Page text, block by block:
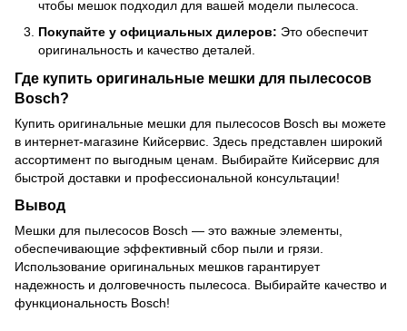
чтобы мешок подходил для вашей модели пылесоса.
Покупайте у официальных дилеров: Это обеспечит
оригинальность и качество деталей.
Где купить оригинальные мешки для пылесосов
Bosch?
Купить оригинальные мешки для пылесосов Bosch вы можете
в интернет-магазине Кийсервис. Здесь представлен широкий
ассортимент по выгодным ценам. Выбирайте Кийсервис для
быстрой доставки и профессиональной консультации!
Вывод
Мешки для пылесосов Bosch — это важные элементы,
обеспечивающие эффективный сбор пыли и грязи.
Использование оригинальных мешков гарантирует
надежность и долговечность пылесоса. Выбирайте качество и
функциональность Bosch!